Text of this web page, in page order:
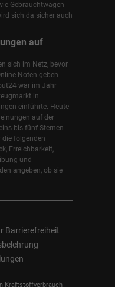
Gebrauchtwagen
sich da sicher auch
auf
sich im Netz, bevor
Noten geben
war im Jahr
in
einführte. Heute
auf der
bis fünf Sternen
die folgenden
Erreichbarkeit,
und
angeben, ob sie
Barrierefreiheit
Kraftstoffverbrauch